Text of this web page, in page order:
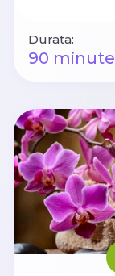
Durata:
90 minute